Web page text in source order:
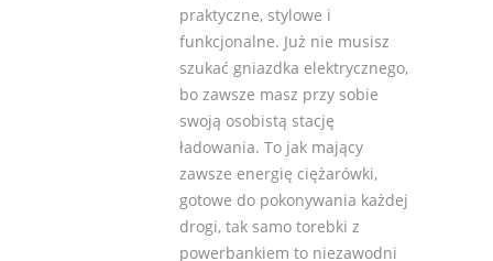
praktyczne, stylowe i
funkcjonalne. Już nie musisz
szukać gniazdka elektrycznego,
bo zawsze masz przy sobie
swoją osobistą stację
ładowania. To jak mający
zawsze energię ciężarówki,
gotowe do pokonywania każdej
drogi, tak samo torebki z
powerbankiem to niezawodni